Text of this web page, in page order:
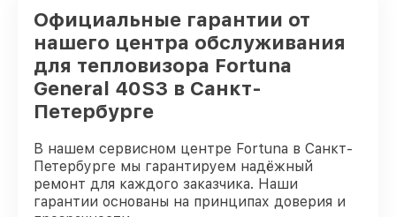
Официальные гарантии от
нашего центра обслуживания
для тепловизора Fortuna
General 40S3 в Санкт-
Петербурге
В нашем сервисном центре Fortuna в Санкт-
Петербурге мы гарантируем надёжный
ремонт для каждого заказчика. Наши
гарантии основаны на принципах доверия и